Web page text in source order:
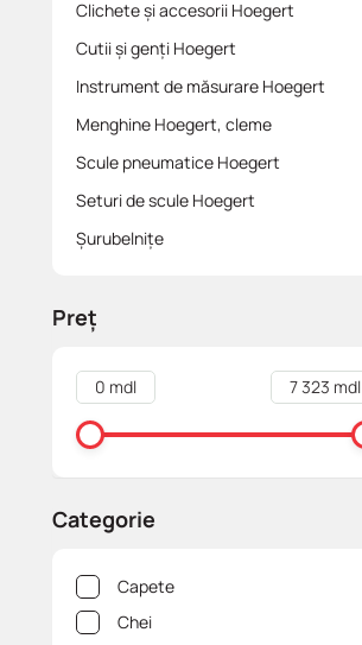
Clichete și accesorii Hoegert
Cutii și genți Hoegert
Instrument de măsurare Hoegert
Menghine Hoegert, cleme
Scule pneumatice Hoegert
Seturi de scule Hoegert
Șurubelnițe
Preț
0 mdl 7 323 mdl
Categorie
Capete
Chei
Laminate
Elemente de asamblare
Sisteme sertar
Transformatoare
Mese și scaune
Somierе ortopedicе
Scule pneumatice Hoegert
Seturi de scule Hoegert